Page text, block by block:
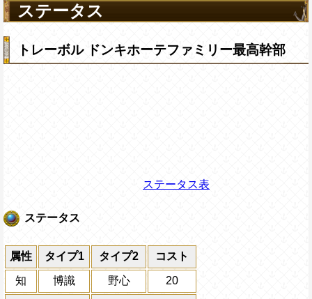
ステータス
トレーボル ドンキホーテファミリー最高幹部
ステータス表
ステータス
属性 タイプ1 タイプ2 コスト
知 博識 野心 20